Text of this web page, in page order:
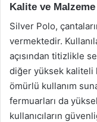
Kalite ve
Silver Polo,
vermektedir.
açısından titizlikle
diğer yüksek kaliteli
ömürlü kullanım
fermuarları da
kullanıcıların